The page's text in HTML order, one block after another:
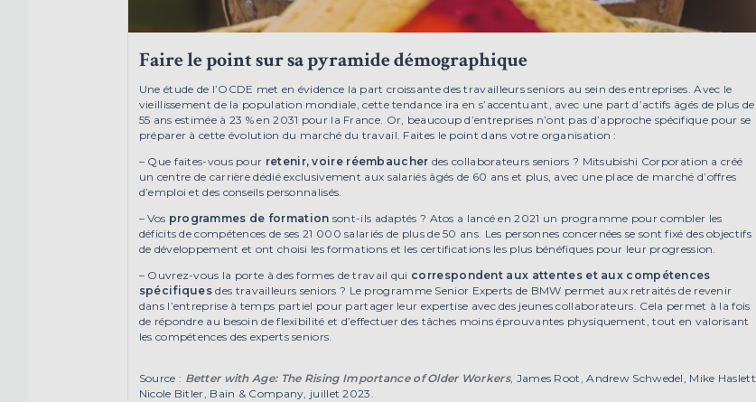
Faire le point sur sa pyramide démographique
Une étude de l’OCDE met en évidence la part croissante des travailleurs seniors au sein des entreprises. Avec le
vieillissement de la population mondiale, cette tendance ira en s’accentuant, avec une part d’actifs âgés de plus de
55 ans estimée à 23 % en 2031 pour la France. Or, beaucoup d’entreprises n’ont pas d’approche spécifique pour se
préparer à cette évolution du marché du travail. Faites le point dans votre organisation :
– Que faites-vous pour retenir, voire réembaucher des collaborateurs seniors ? Mitsubishi Corporation a créé
un centre de carrière dédié exclusivement aux salariés âgés de 60 ans et plus, avec une place de marché d’offres
d’emploi et des conseils personnalisés.
– Vos programmes de formation sont-ils adaptés ? Atos a lancé en 2021 un programme pour combler les
déficits de compétences de ses 21 000 salariés de plus de 50 ans. Les personnes concernées se sont fixé des objectifs
de développement et ont choisi les formations et les certifications les plus bénéfiques pour leur progression.
– Ouvrez-vous la porte à des formes de travail qui correspondent aux attentes et aux compétences
spécifiques des travailleurs seniors ? Le programme Senior Experts de BMW permet aux retraités de revenir
dans l’entreprise à temps partiel pour partager leur expertise avec des jeunes collaborateurs. Cela permet à la fois
de répondre au besoin de flexibilité et d’effectuer des tâches moins éprouvantes physiquement, tout en valorisant
les compétences des experts seniors.
Source : Better with Age: The Rising Importance of Older Workers, James Root, Andrew Schwedel, Mike Haslett
Nicole Bitler, Bain & Company, juillet 2023.